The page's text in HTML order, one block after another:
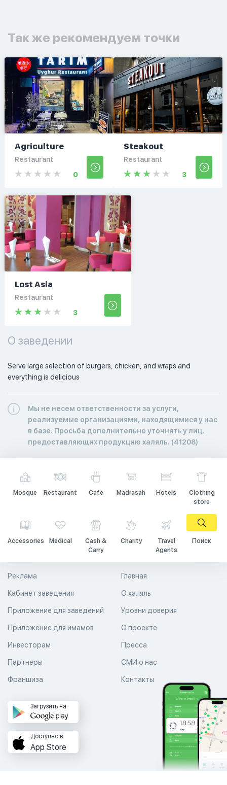
Так же рекомендуем точки
Agriculture
Restaurant
0
Steakout
Restaurant
3
Lost Asia
Restaurant
3
О заведении
Serve large selection of burgers, chicken, and wraps and
everything is delicious
Мы не несем ответственности за услуги,
реализуемые организациями, находящимися у нас
в базе. Просьба дополнительно уточнять у лиц,
предоставляющих продукцию халяль. (41208)
Mosque Restaurant Cafe Madrasah Hotels
Clothing
store
Accessories Medical
Cash &
Carry
Charity
Travel
Agents
Поиск
Главная
О халяль
Уровни доверия
Реклама
Кабинет заведения
Приложение для заведений
Приложение для имамов О проекте
Пресса
СМИ о нас
Контакты
Инвесторам
Партнеры
Франшиза
Загрузить на
Доступно в
App Store